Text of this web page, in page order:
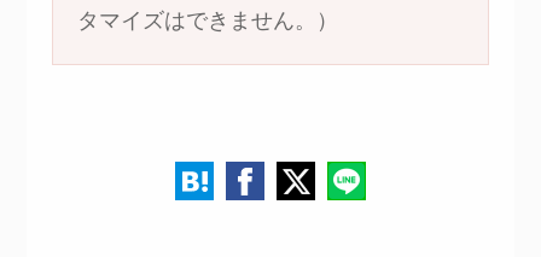
タマイズはできません。）